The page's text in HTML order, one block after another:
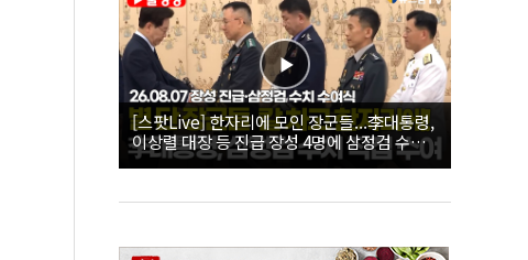
[스팟Live] 한자리에 모인 장군들...李대통령,
이상렬 대장 등 진급 장성 4명에 삼정검 수치
직접 수여｜26.08.07 장성 진급·삼정검 수치